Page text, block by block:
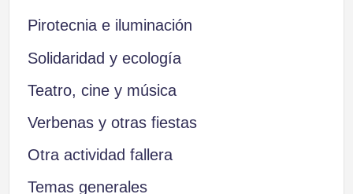
Pirotecnia e iluminación
Solidaridad y ecología
Teatro, cine y música
Verbenas y otras fiestas
Otra actividad fallera
Temas generales